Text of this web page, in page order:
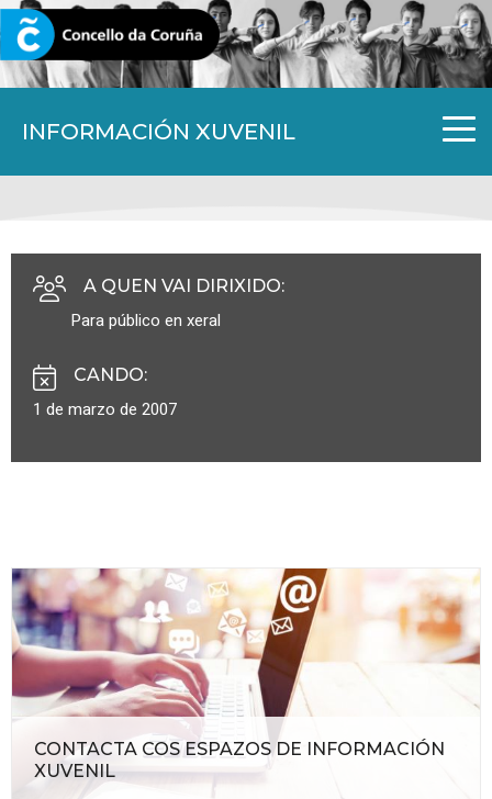
INFORMACIÓN XUVENIL
CORUNA.GAL
A QUEN VAI DIRIXIDO:
Para público en xeral
CANDO:
1 de marzo de 2007
CONTACTA COS ESPAZOS DE INFORMACIÓN
XUVENIL